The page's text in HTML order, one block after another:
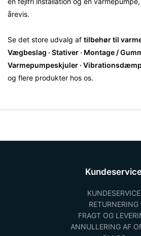
årevis.
Se det store udvalg af tilbehørtil
Vægbeslag · Stativer · Montage /
Varmepumpeskjuler ·
og flere produkter hos os.
KUNDESERVICE
RETURNERING
FRAGT OG
ANNULLERING AF